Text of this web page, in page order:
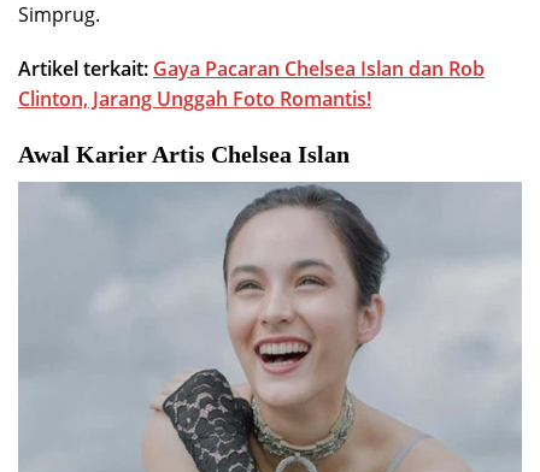
Simprug.
Artikel terkait: Gaya Pacaran Chelsea Islan dan Rob
Clinton, Jarang Unggah Foto Romantis!
Awal Karier Artis Chelsea Islan